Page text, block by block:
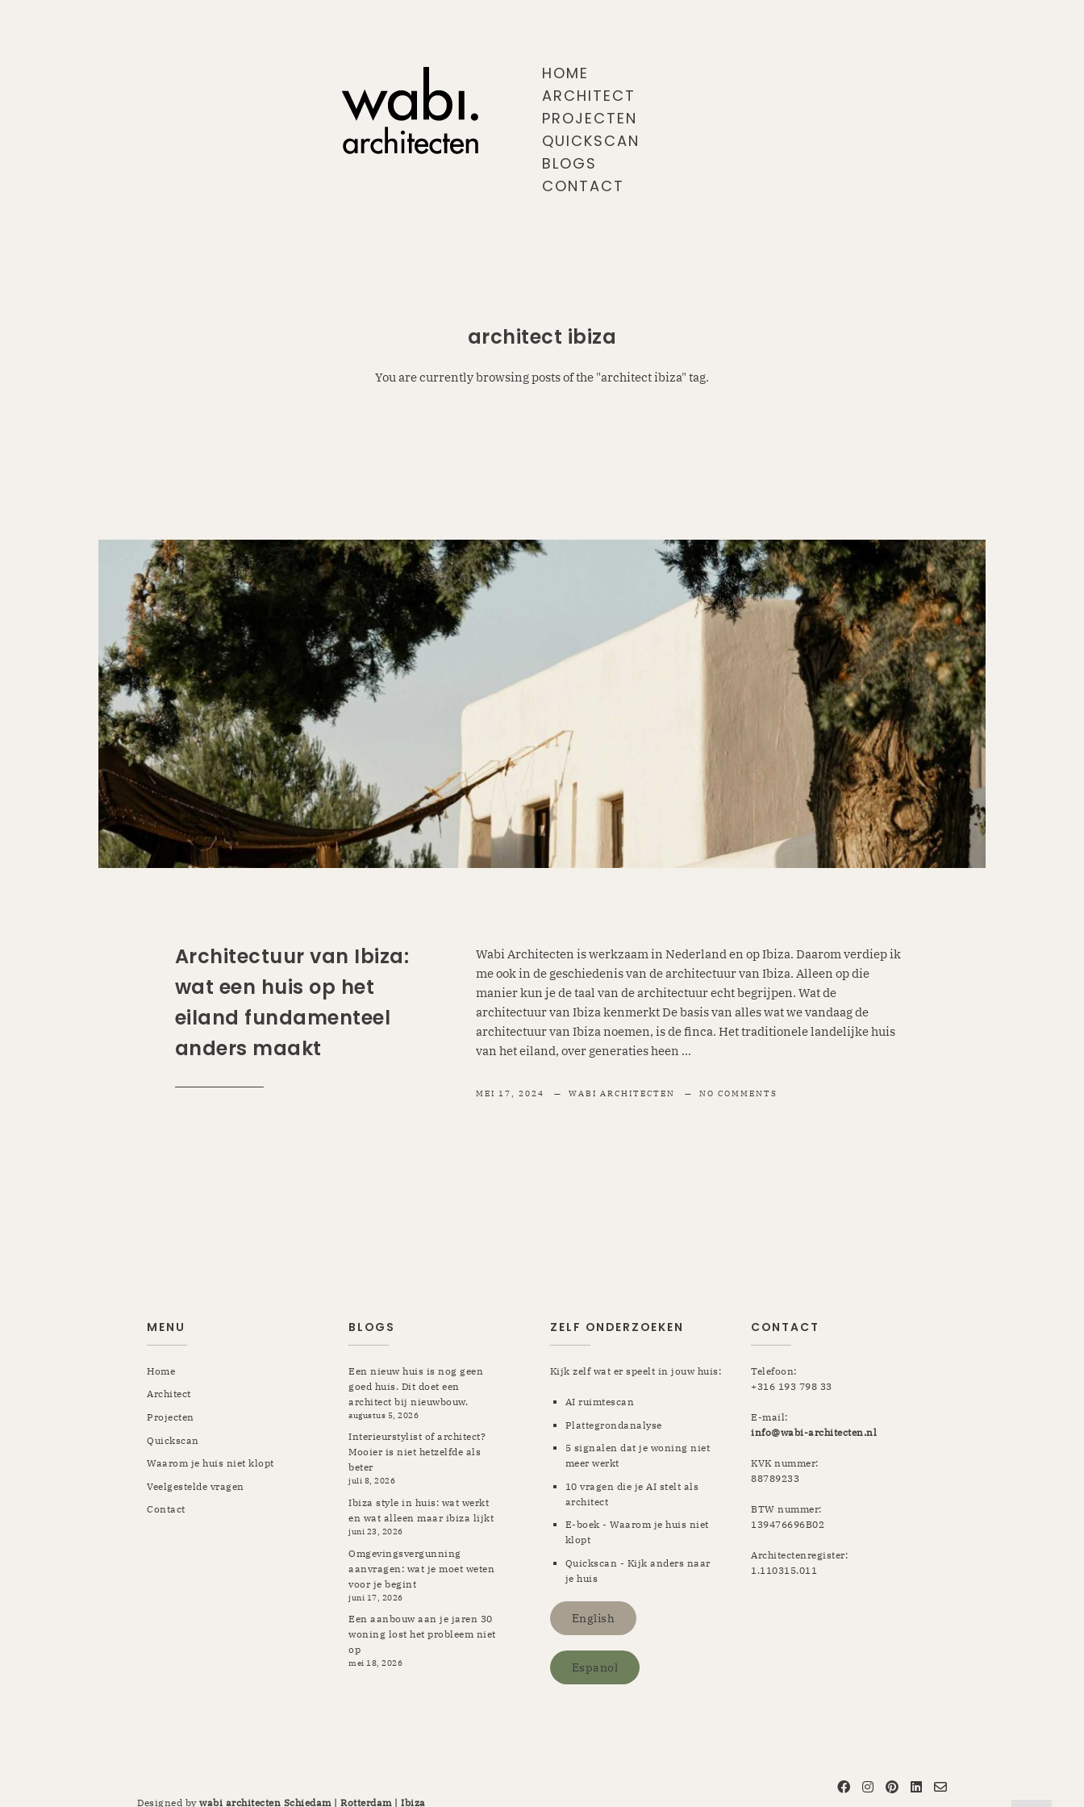
HOME
ARCHITECT
PROJECTEN
QUICKSCAN
BLOGS
CONTACT
architect ibiza
You are currently browsing posts of the "architect ibiza" tag.
Architectuur van Ibiza:
wat een huis op het
eiland fundamenteel
anders maakt
Wabi Architecten is werkzaam in Nederland en op Ibiza. Daarom verdiep ik
me ook in de geschiedenis van de architectuur van Ibiza. Alleen op die
manier kun je de taal van de architectuur echt begrijpen. Wat de
architectuur van Ibiza kenmerkt De basis van alles wat we vandaag de
architectuur van Ibiza noemen, is de finca. Het traditionele landelijke huis
van het eiland, over generaties heen ...
MEI 17, 2024 WABI ARCHITECTEN NO COMMENTS
MENU
Home
Architect
Projecten
Quickscan
Waarom je huis niet klopt
Veelgestelde vragen
Contact
BLOGS
Een nieuw huis is nog geen
goed huis. Dit doet een
architect bij nieuwbouw.
augustus 5, 2026
Interieurstylist of architect?
Mooier is niet hetzelfde als
beter
juli 8, 2026
Ibiza style in huis: wat werkt
en wat alleen maar ibiza lijkt
juni 23, 2026
Omgevingsvergunning
aanvragen: wat je moet weten
voor je begint
juni 17, 2026
Een aanbouw aan je jaren 30
woning lost het probleem niet
op
mei 18, 2026
ZELF ONDERZOEKEN
Kijk zelf wat er speelt in jouw huis:
AI ruimtescan
Plattegrondanalyse
5 signalen dat je woning niet
meer werkt
10 vragen die je AI stelt als
architect
E-boek - Waarom je huis niet
klopt
Quickscan - Kijk anders naar
je huis
English
Espanol
CONTACT
Telefoon:
+316 193 798 33
E-mail:
info@wabi-architecten.nl
KVK nummer:
88789233
BTW nummer:
139476696B02
Architectenregister:
1.110315.011
Designed bywabi architecten Schiedam | Rotterdam | Ibiza